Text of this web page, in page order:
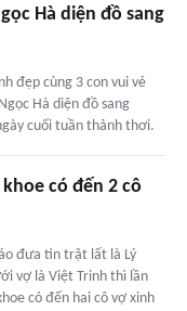
Hà diện đồ sang
đẹp cùng 3 con vui vẻ
Hà diện đồ sang
cuối tuần thảnh thơi.
có đến 2 cô
đưa tin trật lất là Lý
vợ là Việt Trinh thì lần
có đến hai cô vợ xinh